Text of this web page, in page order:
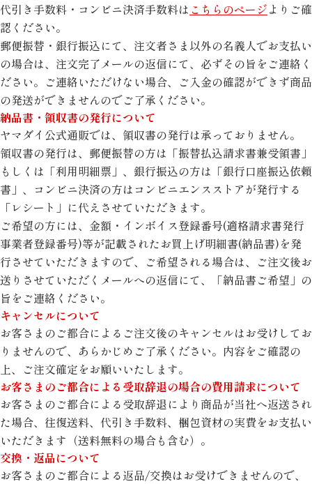
代引き手数料・コンビニ決済手数料は こちらのページよりご確
認ください。
郵便振替・銀行振込にて、注文者さま以外の名義人でお支払い
の場合は、注文完了メールの返信にて、必ずその旨をご連絡く
ださい。ご連絡いただけない場合、ご入金の確認ができず商品
の発送ができませんのでご了承ください。
納品書・領収書の発行について
ヤマダイ公式通販では、領収書の発行は承っておりません。
領収書の発行は、郵便振替の方は「振替払込請求書兼受領書」
もしくは「利用明細票」、銀行振込の方は「銀行口座振込依頼
書」、コンビニ決済の方はコンビニエンスストアが発行する
「レシート」に代えさせていただきます。
ご希望の方には、金額・インボイス登録番号(適格請求書発行
事業者登録番号)等が記載されたお買上げ明細書(納品書)を発
行させていただきますので、ご希望される場合は、ご注文後お
送りさせていただくメールへの返信にて、「納品書ご希望」の
旨をご連絡ください。
キャンセルについて
お客さまのご都合によるご注文後のキャンセルはお受けしてお
りませんので、あらかじめご了承ください。内容をご確認の
上、ご注文確定をお願いいたします。
お客さまのご都合による受取辞退の場合の費用請求について
お客さまのご都合による受取辞退により商品が当社へ返送され
た場合、往復送料、代引き手数料、梱包資材の実費をお支払い
いただきます（送料無料の場合も含む）。
交換・返品について
お客さまのご都合による返品/交換はお受けできませんので、